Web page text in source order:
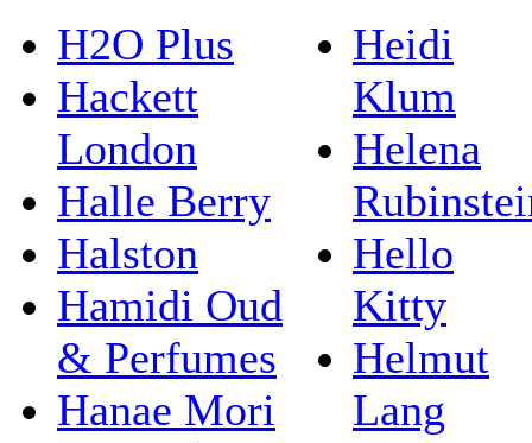
H2O Plus
Hackett
London
Halle Berry
Halston
Hamidi Oud
& Perfumes
Hanae Mori
Heidi
Klum
Helena
Hello
Kitty
Helmut
Lang